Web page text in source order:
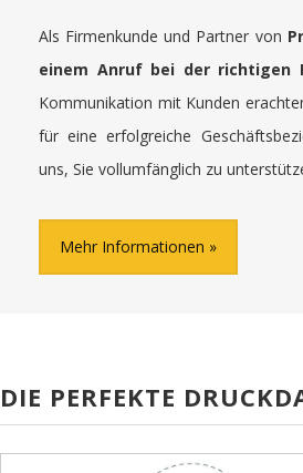
Als Firmenkunde und Partner von
einem Anruf bei der richtigen
Kommunikation mit Kunden
für eine erfolgreiche
uns, Sie vollumfänglich zu
Mehr Informationen
DIE PERFEKTE